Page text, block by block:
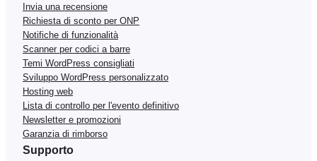
Invia una recensione
Richiesta di sconto per ONP
Notifiche di funzionalità
Scanner per codici a barre
Temi WordPress consigliati
Sviluppo WordPress personalizzato
Hosting web
Lista di controllo per l'evento definitivo
Newsletter e promozioni
Garanzia di rimborso
Supporto